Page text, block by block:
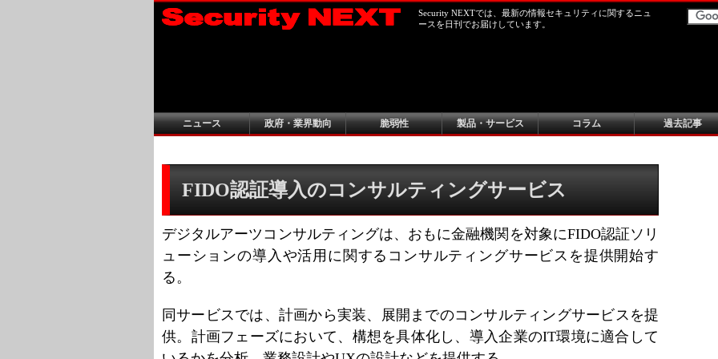
Security NEXTでは、最新の情報セキュリティに関するニュ
ースを日刊でお届けしています。
ニュース 政府・業界動向 脆弱性 製品・サービス コラム 過去記事
FIDO認証導入のコンサルティングサービス
デジタルアーツコンサルティングは、おもに金融機関を対象にFIDO認証ソリ
ューションの導入や活用に関するコンサルティングサービスを提供開始す
る。
同サービスでは、計画から実装、展開までのコンサルティングサービスを提
供。計画フェーズにおいて、構想を具体化し、導入企業のIT環境に適合して